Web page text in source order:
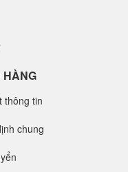
HÀNG
thông tin
chung